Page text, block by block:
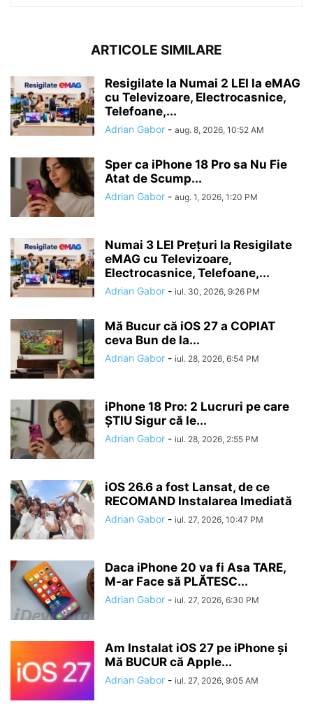
ARTICOLE SIMILARE
Resigilate la Numai 2 LEI la eMAG
cu Televizoare, Electrocasnice,
Telefoane,...
Adrian Gabor - aug. 8, 2026, 10:52 AM
Sper ca iPhone 18 Pro sa Nu Fie
Atat de Scump...
Adrian Gabor - aug. 1, 2026, 1:20 PM
Numai 3 LEI Prețuri la Resigilate
eMAG cu Televizoare,
Electrocasnice, Telefoane,...
Adrian Gabor - iul. 30, 2026, 9:26 PM
Mă Bucur că iOS 27 a COPIAT
ceva Bun de la...
Adrian Gabor - iul. 28, 2026, 6:54 PM
iPhone 18 Pro: 2 Lucruri pe care
ȘTIU Sigur că le...
Adrian Gabor - iul. 28, 2026, 2:55 PM
iOS 26.6 a fost Lansat, de ce
RECOMAND Instalarea Imediată
Adrian Gabor - iul. 27, 2026, 10:47 PM
Daca iPhone 20 va fi Asa TARE,
M-ar Face să PLĂTESC...
Adrian Gabor - iul. 27, 2026, 6:30 PM
Am Instalat iOS 27 pe iPhone și
Mă BUCUR că Apple...
Adrian Gabor - iul. 27, 2026, 9:05 AM